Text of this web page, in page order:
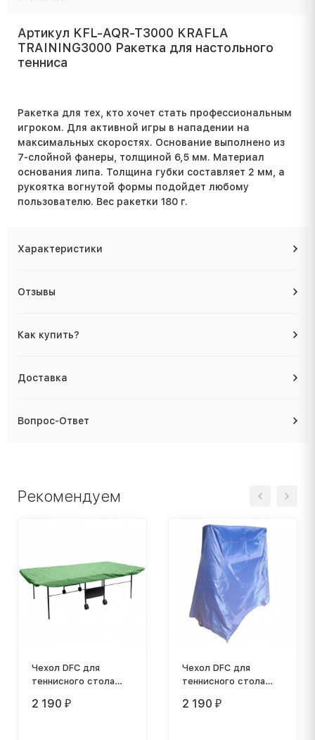
Артикул KFL-AQR-T3000 KRAFLA
TRAINING3000 Ракетка для настольного
тенниса
Ракетка для тех, кто хочет стать профессиональным
игроком. Для активной игры в нападении на
максимальных скоростях. Основание выполнено из
7-слойной фанеры, толщиной 6,5 мм. Материал
основания липа. Толщина губки составляет 2 мм, а
рукоятка вогнутой формы подойдет любому
пользователю. Вес ракетки 180 г.
Характеристики
Отзывы
Как купить?
Доставка
Вопрос-Ответ
Рекомендуем
Чехол DFC для
теннисного стола
2 190 ₽
Чехол DFC для
теннисного стола
2 190 ₽